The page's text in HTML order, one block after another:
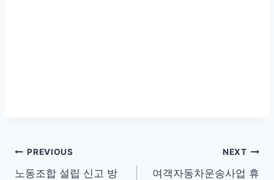
글PREVIOUS
노동조합 설립 신고 방
NEXT
여객자동차운송사업 휴